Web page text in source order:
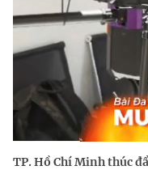
TP. Hồ Chí Minh thúc